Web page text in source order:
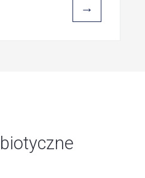
→